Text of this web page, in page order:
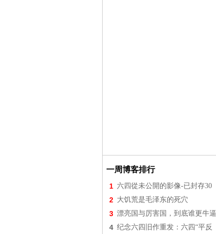
一周博客排行
1 六四從未公開的影像-已封存30
2 大饥荒是毛泽东的死穴
3 漂亮国与厉害国，到底谁更牛逼
4 纪念六四旧作重发：六四“平反